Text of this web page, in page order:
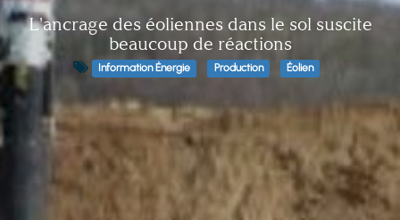
L'ancrage des éoliennes dans le sol suscite
beaucoup de réactions
Information Énergie Production Éolien